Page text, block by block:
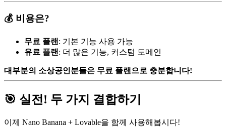
💰 비용은?
무료 플랜: 기본 기능 사용 가능
유료 플랜: 더 많은 기능, 커스텀 도메인
대부분의 소상공인분들은 무료 플랜으로 충분합니다!
🎯 실전! 두 가지 결합하기
이제 Nano Banana + Lovable을 함께 사용해봅시다!